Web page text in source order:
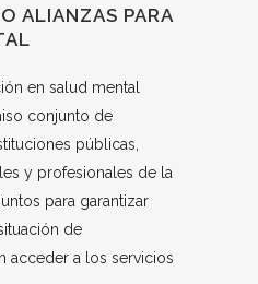
ALIANZAS PARA
en salud mental
conjunto de
públicas,
y profesionales de la
para garantizar
de
acceder a los servicios